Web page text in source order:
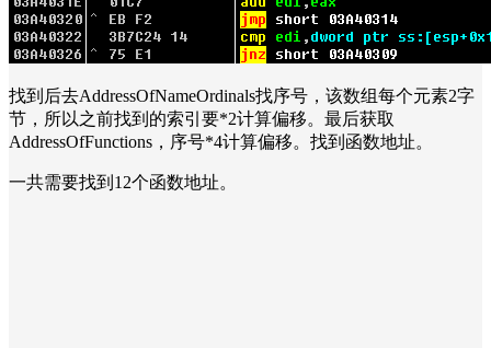
找到后去AddressOfNameOrdinals找序号，该数组每个元素2字
节，所以之前找到的索引要*2计算偏移。最后获取
AddressOfFunctions，序号*4计算偏移。找到函数地址。
一共需要找到12个函数地址。